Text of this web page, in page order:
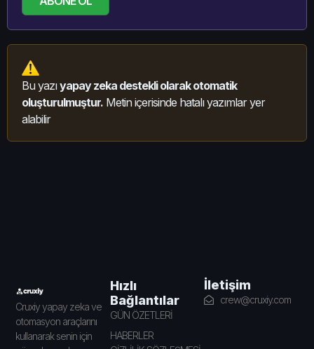
Bu yazıyapay zeka destekli olarak otomatik
oluşturulmuştur. Metin içerisinde hatalı yazımlar yer
alabilir
Cruxiy yapay zeka ve
otomasyon araçlarını
kullanarak senin için
Hızlı
Bağlantılar
GÜN ÖZETLERİ
HABERLER
İletişim
crew@cruxiy.com